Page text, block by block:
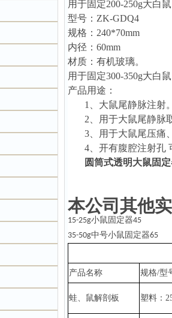
用于固定200-250g大白
型号： ZK-GDQ4
规格： 240*70mm
内径 ： 60mm
材质：有机玻璃。
用于固定300-350g大白
产品用途：
1、 大鼠尾静脉注射
2、
用于大鼠尾静脉
3、
用于大鼠尾压痛
4、 开有腹腔注射孔
圆筒式透明大鼠固
本公司其他
15-25g小鼠固定器45
35-50g中号小鼠固定器65
产品名称 规格/型
蛙、鼠解剖板 塑料：